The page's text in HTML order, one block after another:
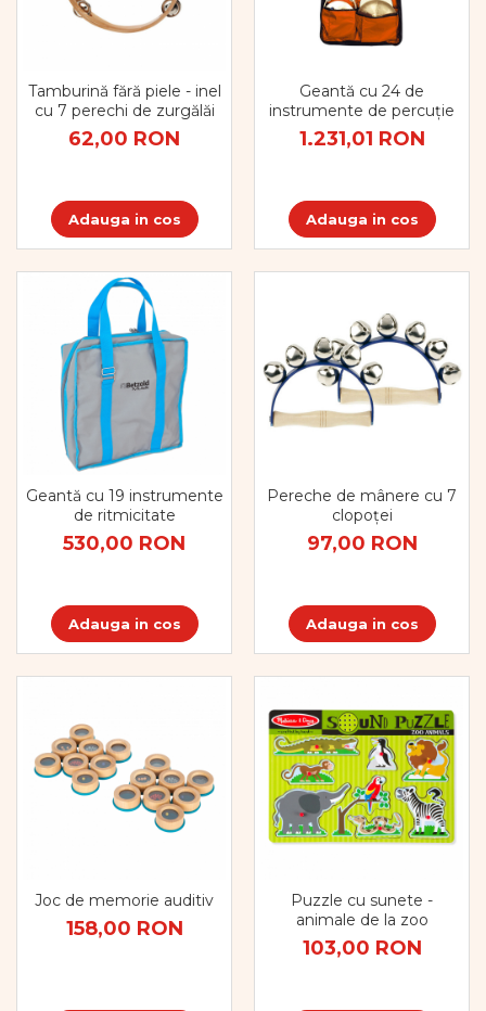
Tamburină fără piele - inel
cu 7 perechi de zurgălăi
62,00 RON
Adauga in cos
Geantă cu 24 de
instrumente de percuție
1.231,01 RON
Adauga in cos
Geantă cu 19 instrumente
de ritmicitate
530,00 RON
Adauga in cos
Pereche de mânere cu 7
clopoței
97,00 RON
Adauga in cos
Joc de memorie auditiv
158,00 RON
Puzzle cu sunete -
animale de la zoo
103,00 RON